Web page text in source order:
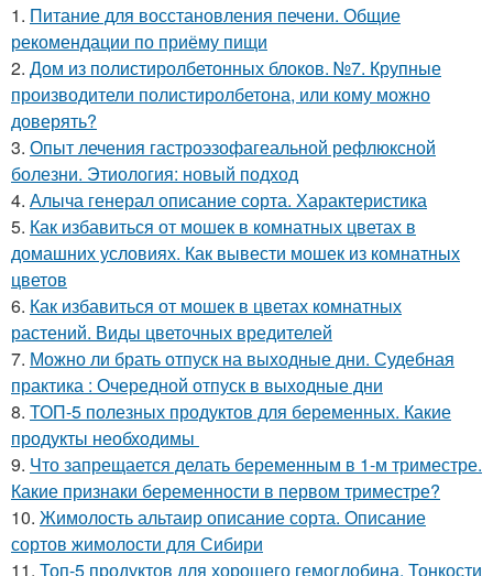
1. Питание для восстановления печени. Общие
рекомендации по приёму пищи
2. Дом из полистиролбетонных блоков. №7. Крупные
производители полистиролбетона, или кому можно
доверять?
3. Опыт лечения гастроэзофагеальной рефлюксной
болезни. Этиология: новый подход
4. Алыча генерал описание сорта. Характеристика
5. Как избавиться от мошек в комнатных цветах в
домашних условиях. Как вывести мошек из комнатных
цветов
6. Как избавиться от мошек в цветах комнатных
растений. Виды цветочных вредителей
7. Можно ли брать отпуск на выходные дни. Судебная
практика : Очередной отпуск в выходные дни
8. ТОП-5 полезных продуктов для беременных. Какие
продукты необходимы
9. Что запрещается делать беременным в 1-м триместре.
Какие признаки беременности в первом триместре?
10. Жимолость альтаир описание сорта. Описание
сортов жимолости для Сибири
11. Топ-5 продуктов для хорошего гемоглобина. Тонкости